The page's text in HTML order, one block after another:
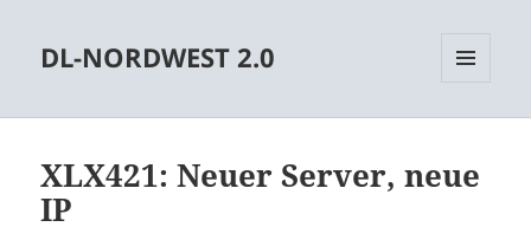
DL-NORDWEST 2.0
XLX421: Neuer Server, neue
IP